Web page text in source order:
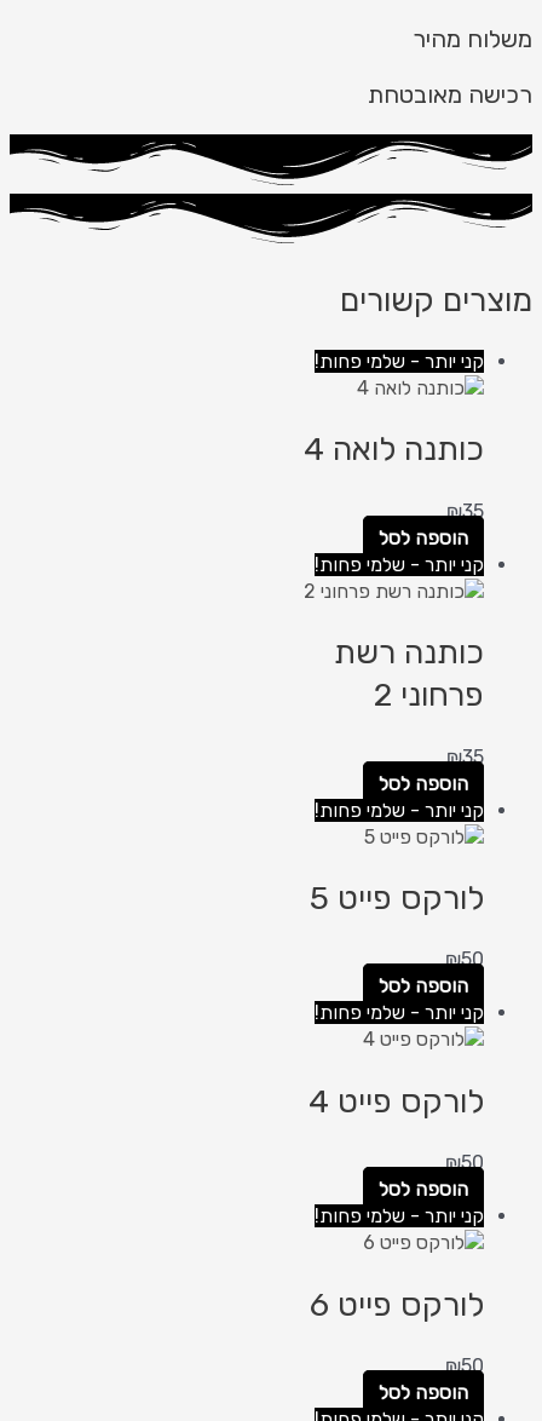
משלוח מהיר
רכישה מאובטחת
מוצרים קשורים
קני יותר - שלמי פחות!
כותנה לואה 4
₪35
הוספה לסל
קני יותר - שלמי פחות!
כותנה רשת
פרחוני 2
₪35
הוספה לסל
קני יותר - שלמי פחות!
לורקס פייט 5
₪50
הוספה לסל
קני יותר - שלמי פחות!
לורקס פייט 4
₪50
הוספה לסל
קני יותר - שלמי פחות!
לורקס פייט 6
₪50
הוספה לסל